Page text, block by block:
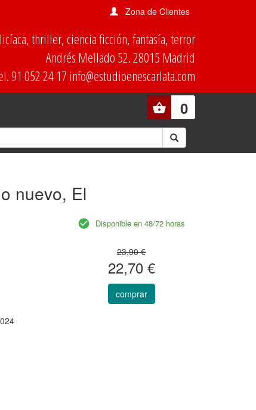
Zona de Clientes
thriller, ciencia ficción, fantasía, terror
Andrés Mellado 52. 28015 Madrid
91 052 24 17 info@estudioenescarlata.com
0
nuevo, El
Disponible en 48/72 horas
23,90 €
22,70 €
comprar